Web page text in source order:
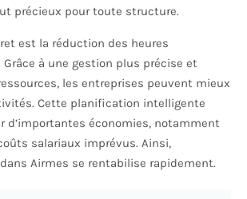
précieux pour toute structure.
est la réduction des heures
à une gestion plus précise et
les entreprises peuvent mieux
Cette planification intelligente
d’importantes économies, notamment
salariaux imprévus. Ainsi,
Airmes se rentabilise rapidement.